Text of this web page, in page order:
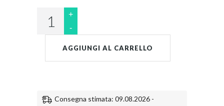
l'attività
quantity
AGGIUNGI AL CARRELLO
Consegna stimata: 09.08.2026 -